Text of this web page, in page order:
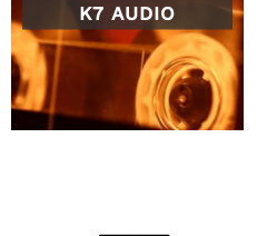
K7 AUDIO